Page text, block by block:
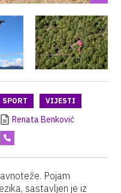
SPORT VIJESTI
Renata Benković
Pojam
sastavljen je iz